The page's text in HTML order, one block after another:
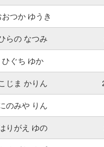
おつか ゆうき
らの なつみ
ひぐち ゆか
じま かりん
のみや りん
りがえ ゆの